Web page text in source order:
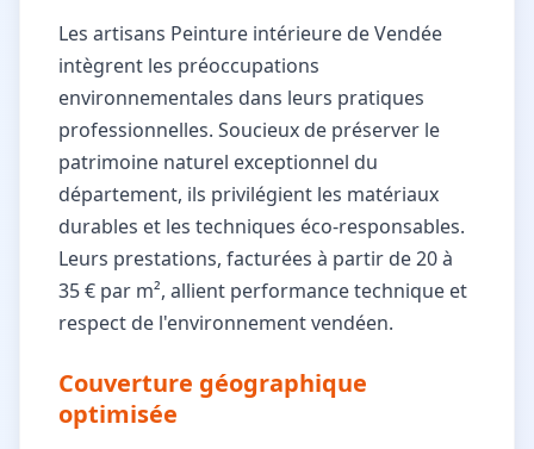
Les artisans Peinture intérieure de Vendée
intègrent les préoccupations
environnementales dans leurs pratiques
professionnelles. Soucieux de préserver le
patrimoine naturel exceptionnel du
département, ils privilégient les matériaux
durables et les techniques éco-responsables.
Leurs prestations, facturées à partir de 20 à
35 € par m², allient performance technique et
respect de l'environnement vendéen.
Couverture géographique
optimisée